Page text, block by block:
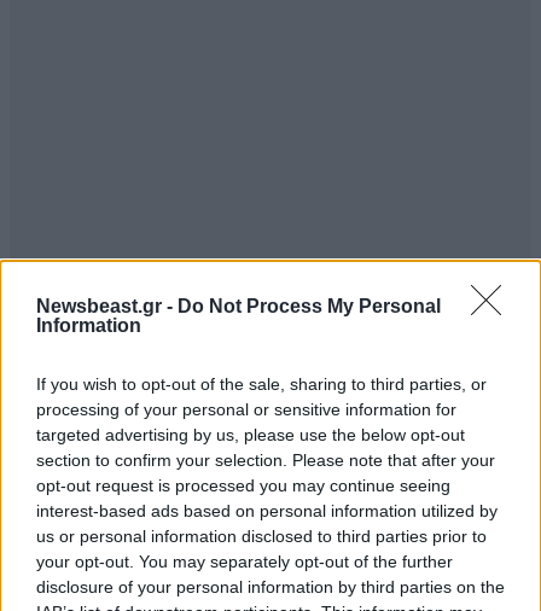
Newsbeast.gr - Do Not Process My Personal
Information
If you wish to opt-out of the sale, sharing to third parties, or
processing of your personal or sensitive information for
targeted advertising by us, please use the below opt-out
section to confirm your selection. Please note that after your
opt-out request is processed you may continue seeing
interest-based ads based on personal information utilized by
us or personal information disclosed to third parties prior to
your opt-out. You may separately opt-out of the further
disclosure of your personal information by third parties on the
7 ΣΧΌΛΙΑ ΑΝΑΓΝΩΣΤΏΝ
ΠΡΟΣΘΕΣΤΕ ΤΟ ΣΧΟΛΙΟ ΣΑΣ